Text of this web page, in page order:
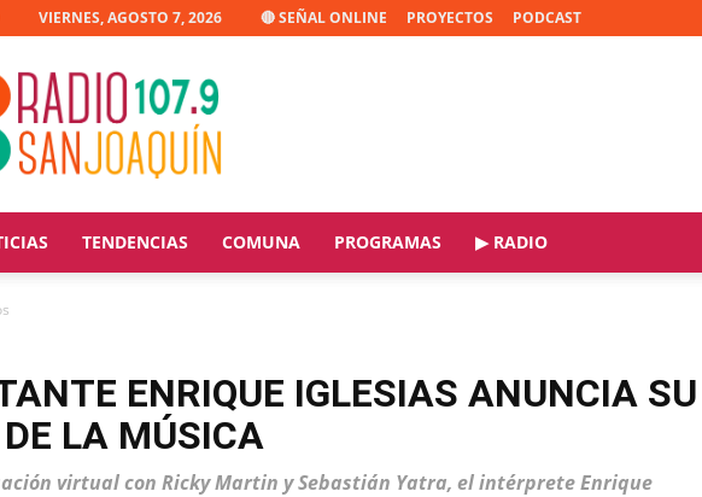
VIERNES, AGOSTO 7, 2026 🔴 SEÑAL ONLINE PROYECTOS PODCAST
Radio
Joaquín
TENDENCIAS COMUNA PROGRAMAS ▶ RADIO
ENRIQUE IGLESIAS ANUNCIA SU
LA MÚSICA
virtual con Ricky Martin y Sebastián Yatra, el intérprete Enrique